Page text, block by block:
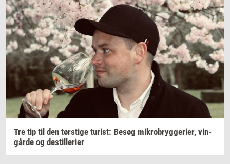
Tre tip til den tørsti­ge turist: Besøg mi­kro­bryg­ge­ri­er, vin­
går­de og destil­le­ri­er